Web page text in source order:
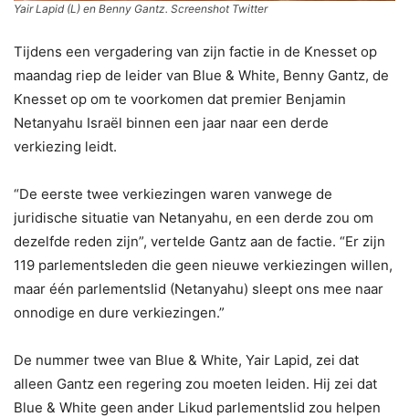
Yair Lapid (L) en Benny Gantz. Screenshot Twitter
Tijdens een vergadering van zijn factie in de Knesset op
maandag riep de leider van Blue & White, Benny Gantz, de
Knesset op om te voorkomen dat premier Benjamin
Netanyahu Israël binnen een jaar naar een derde
verkiezing leidt.
“De eerste twee verkiezingen waren vanwege de
juridische situatie van Netanyahu, en een derde zou om
dezelfde reden zijn”, vertelde Gantz aan de factie. “Er zijn
119 parlementsleden die geen nieuwe verkiezingen willen,
maar één parlementslid (Netanyahu) sleept ons mee naar
onnodige en dure verkiezingen.”
De nummer twee van Blue & White, Yair Lapid, zei dat
alleen Gantz een regering zou moeten leiden. Hij zei dat
Blue & White geen ander Likud parlementslid zou helpen